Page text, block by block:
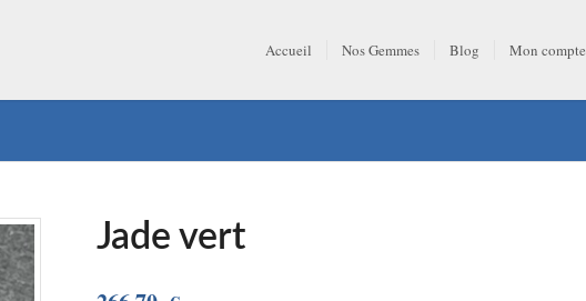
Accueil Nos Gemmes Blog Mon compte
Jade vert